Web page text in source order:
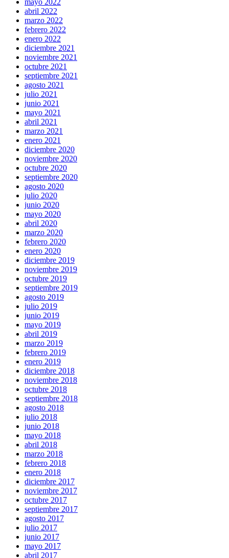
mayo 2022
abril 2022
marzo 2022
febrero 2022
enero 2022
diciembre 2021
noviembre 2021
octubre 2021
septiembre 2021
agosto 2021
julio 2021
junio 2021
mayo 2021
abril 2021
marzo 2021
enero 2021
diciembre 2020
noviembre 2020
octubre 2020
septiembre 2020
agosto 2020
julio 2020
junio 2020
mayo 2020
abril 2020
marzo 2020
febrero 2020
enero 2020
diciembre 2019
noviembre 2019
octubre 2019
septiembre 2019
agosto 2019
julio 2019
junio 2019
mayo 2019
abril 2019
marzo 2019
febrero 2019
enero 2019
diciembre 2018
noviembre 2018
octubre 2018
septiembre 2018
agosto 2018
julio 2018
junio 2018
mayo 2018
abril 2018
marzo 2018
febrero 2018
enero 2018
diciembre 2017
noviembre 2017
octubre 2017
septiembre 2017
agosto 2017
julio 2017
junio 2017
mayo 2017
abril 2017